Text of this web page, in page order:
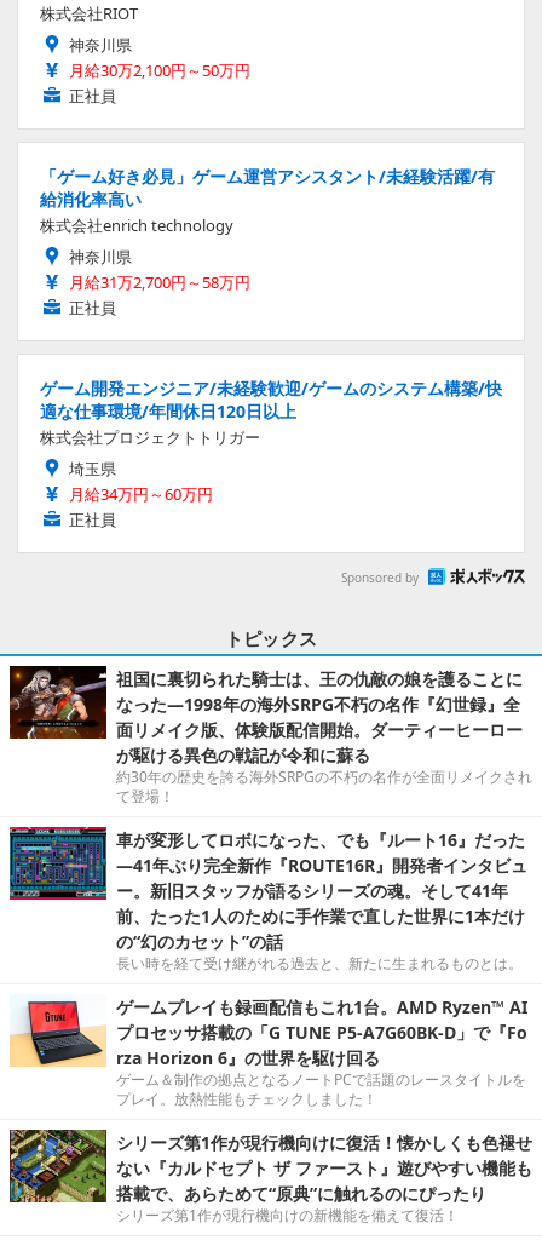
株式会社RIOT
神奈川県
月給30万2,100円～50万円
正社員
「ゲーム好き必見」ゲーム運営アシスタント/未経験活躍/有
給消化率高い
株式会社enrich technology
神奈川県
月給31万2,700円～58万円
正社員
ゲーム開発エンジニア/未経験歓迎/ゲームのシステム構築/快
適な仕事環境/年間休日120日以上
株式会社プロジェクトトリガー
埼玉県
月給34万円～60万円
正社員
Sponsored by
トピックス
祖国に裏切られた騎士は、王の仇敵の娘を護ることに
なった―1998年の海外SRPG不朽の名作『幻世録』全
面リメイク版、体験版配信開始。ダーティーヒーロー
が駆ける異色の戦記が令和に蘇る
約30年の歴史を誇る海外SRPGの不朽の名作が全面リメイクされ
て登場！
車が変形してロボになった、でも『ルート16』だった
―41年ぶり完全新作『ROUTE16R』開発者インタビュ
ー。新旧スタッフが語るシリーズの魂。そして41年
前、たった1人のために手作業で直した世界に1本だけ
の“幻のカセット”の話
長い時を経て受け継がれる過去と、新たに生まれるものとは。
ゲームプレイも録画配信もこれ1台。AMD Ryzen™ AI
プロセッサ搭載の「G TUNE P5-A7G60BK-D」で『Fo
rza Horizon 6』の世界を駆け回る
ゲーム＆制作の拠点となるノートPCで話題のレースタイトルを
プレイ。放熱性能もチェックしました！
シリーズ第1作が現行機向けに復活！懐かしくも色褪せ
ない『カルドセプト ザ ファースト』遊びやすい機能も
搭載で、あらためて“原典”に触れるのにぴったり
シリーズ第1作が現行機向けの新機能を備えて復活！